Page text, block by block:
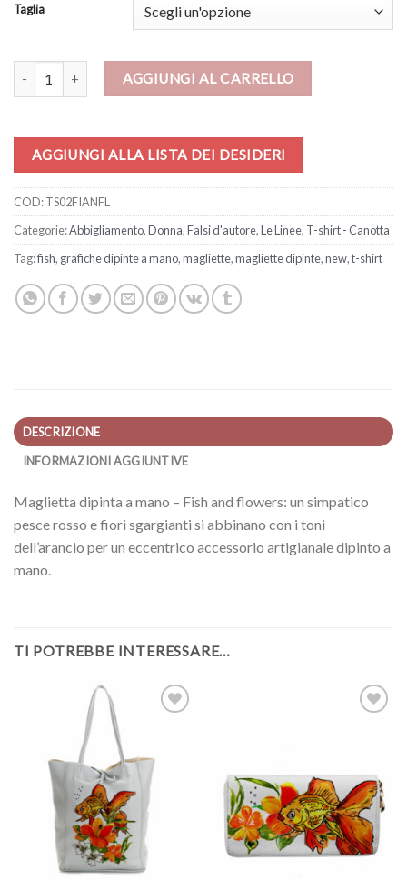
Taglia
Maglietta - Fish and flowers quantità
AGGIUNGI AL CARRELLO
AGGIUNGI ALLA LISTA DEI DESIDERI
COD:TS02FIANFL
Categorie:Abbigliamento,Donna,Falsi d'autore,Le Linee, T-shirt - Canotta
Tag:fish, grafiche dipinte a mano,magliette,magliette dipinte,new,t-shirt
DESCRIZIONE
INFORMAZIONI AGGIUNTIVE
Maglietta dipinta a mano – Fish and flowers: un simpatico
pesce rosso e fiori sgargianti si abbinano con i toni
dell’arancio per un eccentrico accessorio artigianale dipinto a
mano.
TI POTREBBE INTERESSARE…